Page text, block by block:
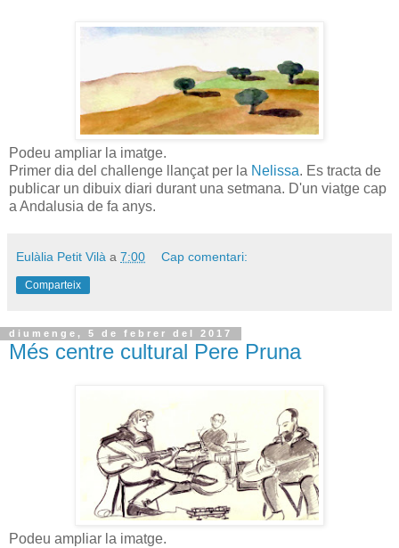
Podeu ampliar la imatge.
Primer dia del challenge llançat per la Nelissa. Es tracta de
publicar un dibuix diari durant una setmana. D'un viatge cap
a Andalusia de fa anys.
Eulàlia Petit Vilà a 7:00 Cap comentari:
Comparteix
diumenge, 5 de febrer del 2017
Més centre cultural Pere Pruna
Podeu ampliar la imatge.